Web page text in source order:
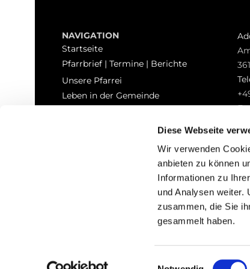
Diese Webseite
Wir verwenden
anbieten zu können
Informationen zu
und Analysen weiter.
zusammen, die Sie
gesammelt haben.
Einwilligungsauswahl
NAVIGATION
Startseite
Pfarrbrief | Termine | Berichte
Unsere Pfarrei
Leben in der Gemeinde